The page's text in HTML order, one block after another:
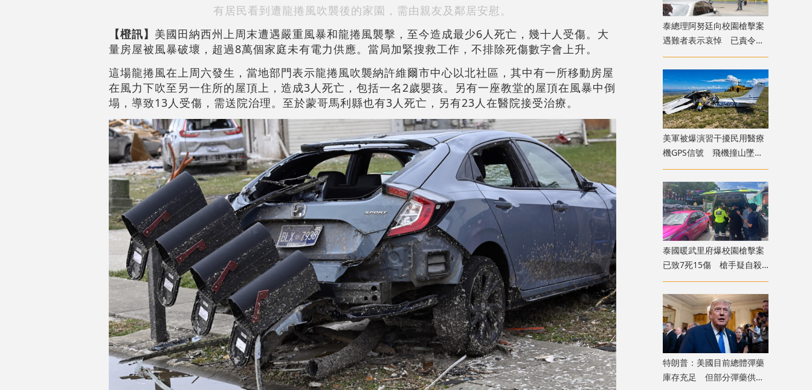
有居民看到遭龍捲風吹襲後的家園，需由親友及鄰居安慰。
【橙訊】 美國田納西州上周末遭遇嚴重風暴和龍捲風襲擊，至今造成最少6人死亡，幾十人受傷。大
量房屋被風暴破壞，超過8萬個家庭未有電力供應。當局加緊搜救工作，不排除死傷數字會上升。
這場龍捲風在上周六發生，當地部門表示龍捲風吹襲納許維爾市中心以北社區，其中有一所移動房屋
在風力下吹至另一住所的屋頂上，造成3人死亡，包括一名2歲嬰孩。另有一座教堂的屋頂在風暴中倒
塌，導致13人受傷，需送院治理。至於蒙哥馬利縣也有3人死亡，另有23人在醫院接受治療。
​泰總理阿努廷向校園槍擊案
遇難者表示哀悼 已責令展
開調查
美軍被爆演習干擾民用醫療
機GPS信號 飛機撞山墜毀
致4死
泰國暖武里府爆校園槍擊案
已致7死15傷 槍手疑自殺
身亡
特朗普：美國目前總體彈藥
庫存充足 但部分彈藥供應